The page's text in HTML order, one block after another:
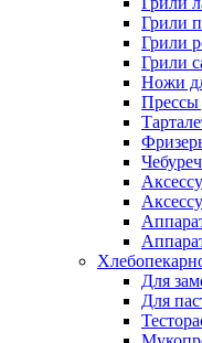
Грили
Грили
Грили
Ножи
Прессы
Для
Для